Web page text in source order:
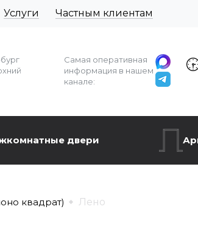
Услуги Частным клиентам
Самая оперативная
информация в нашем
канале:
двери
квадрат) Лено